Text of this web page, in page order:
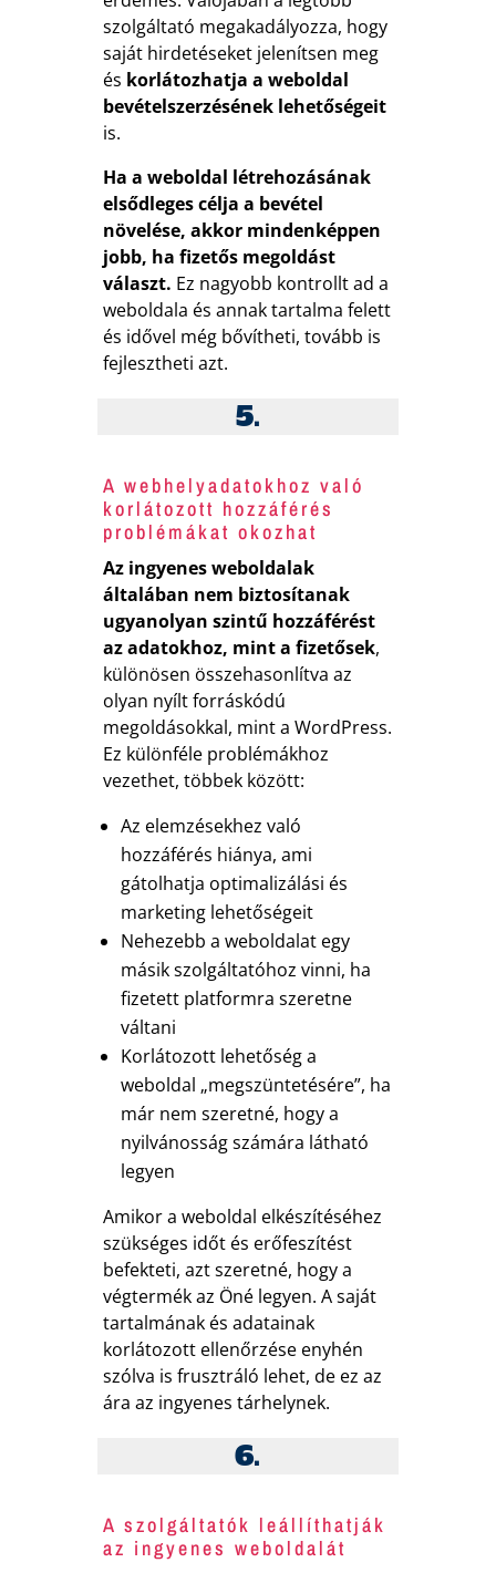
szolgáltató megakadályozza, hogy
saját hirdetéseket jelenítsen meg
és korlátozhatja a weboldal
bevételszerzésének lehetőségeit
is.
Ha a weboldal létrehozásának
elsődleges célja a bevétel
növelése, akkor mindenképpen
jobb, ha fizetős megoldást
választ. Ez nagyobb kontrollt ad a
weboldala és annak tartalma felett
és idővel még bővítheti, tovább is
fejlesztheti azt.
5.
A webhelyadatokhoz való
korlátozott hozzáférés
problémákat okozhat
Az ingyenes weboldalak
általában nem biztosítanak
ugyanolyan szintű hozzáférést
az adatokhoz, mint a fizetősek,
különösen összehasonlítva az
olyan nyílt forráskódú
megoldásokkal, mint a WordPress.
Ez különféle problémákhoz
vezethet, többek között:
Az elemzésekhez való
hozzáférés hiánya, ami
gátolhatja optimalizálási és
marketing lehetőségeit
Nehezebb a weboldalat egy
másik szolgáltatóhoz vinni, ha
fizetett platformra szeretne
váltani
Korlátozott lehetőség a
weboldal „megszüntetésére”, ha
már nem szeretné, hogy a
nyilvánosság számára látható
legyen
Amikor a weboldal elkészítéséhez
szükséges időt és erőfeszítést
befekteti, azt szeretné, hogy a
végtermék az Öné legyen. A saját
tartalmának és adatainak
korlátozott ellenőrzése enyhén
szólva is frusztráló lehet, de ez az
ára az ingyenes tárhelynek.
6.
A szolgáltatók leállíthatják
az ingyenes weboldalát